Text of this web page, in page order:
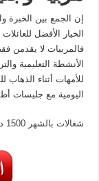
إن الجمع بين الخبرة
الخيار الأفضل
فالمربيات لا يقدمن
الأنشطة التعليمية
للأمهات أثناء
اليومية مع جليسات
شغالات بالشهر 1500 دبي